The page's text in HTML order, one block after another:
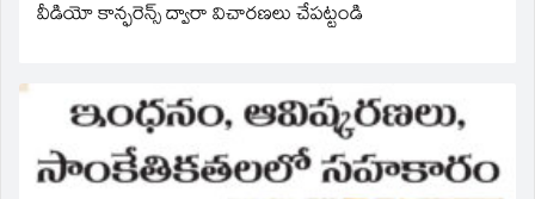
వీడియో కాన్ఫరెన్స్ ద్వారా విచారణలు చేపట్టండి